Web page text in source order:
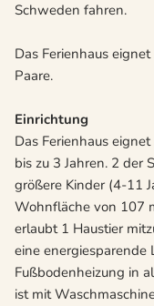
Schweden fahren.
Das Ferienhaus
Paare.
Einrichtung
Das Ferienhaus
bis zu 3 Jahren. 2 der
größere Kinder (4-11
Wohnfläche von 107
erlaubt 1 Haustier
eine
Fußbodenheizung in
ist mit